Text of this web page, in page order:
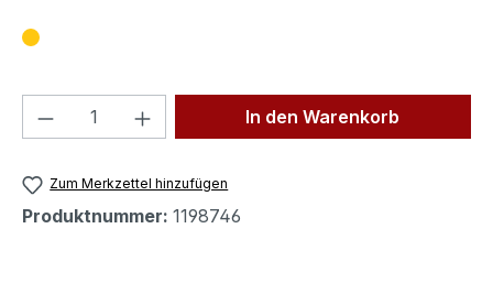
Produkt Anzahl: Gib denIn den Warenkorb
Zum Merkzettel hinzufügen
Produktnummer: 1198746